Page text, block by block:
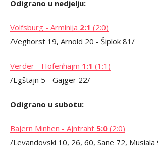
Odigrano u nedjelju:
Volfsburg - Arminija 2:1 (2:0)
/Veghorst 19, Arnold 20 - Šiplok 81/
Verder - Hofenhajm 1:1 (1:1)
/Egštajn 5 - Gajger 22/
Odigrano u subotu:
Bajern Minhen - Ajntraht 5:0 (2:0)
/Levandovski 10, 26, 60, Sane 72,